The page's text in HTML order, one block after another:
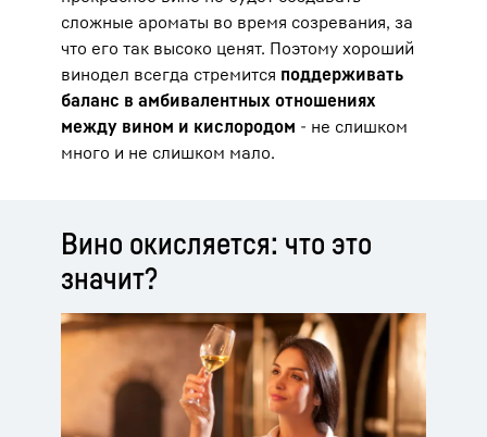
сложные ароматы во время созревания, за
что его так высоко ценят. Поэтому хороший
винодел всегда стремится поддерживать
баланс в амбивалентных отношениях
между вином и кислородом - не слишком
много и не слишком мало.
Вино окисляется: что это
значит?